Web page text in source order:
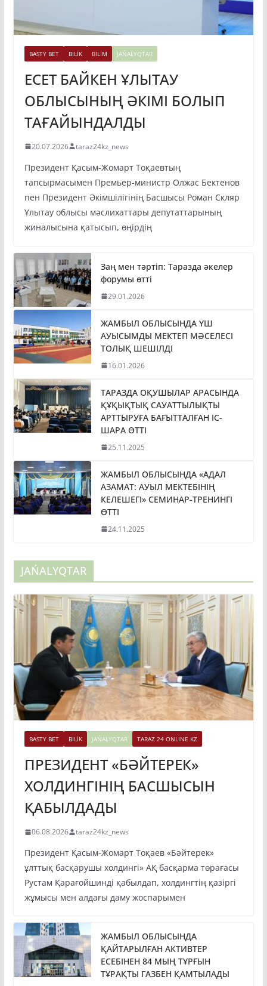
BASTY BET BILİK BİLİM JAŃALYQTAR
ЕСЕТ БАЙКЕН ҰЛЫТАУ
ОБЛЫСЫНЫҢ ӘКІМІ БОЛЫП
ТАҒАЙЫНДАЛДЫ
20.07.2026 taraz24kz_news
Президент Қасым-Жомарт Тоқаевтың
тапсырмасымен Премьер-министр Олжас Бектенов
пен Президент Әкімшілігінің Басшысы Роман Скляр
Ұлытау облысы мәслихаттары депутаттарының
жиналысына қатысып, өңірдің
Заң мен тәртіп: Таразда әкелер
форумы өтті
29.01.2026
ЖАМБЫЛ ОБЛЫСЫНДА ҮШ
АУЫСЫМДЫ МЕКТЕП МӘСЕЛЕСІ
ТОЛЫҚ ШЕШІЛДІ
16.01.2026
ТАРАЗДА ОҚУШЫЛАР АРАСЫНДА
ҚҰҚЫҚТЫҚ САУАТТЫЛЫҚТЫ
АРТТЫРУҒА БАҒЫТТАЛҒАН ІС-
ШАРА ӨТТІ
25.11.2025
ЖАМБЫЛ ОБЛЫСЫНДА «АДАЛ
АЗАМАТ: АУЫЛ МЕКТЕБІНІҢ
КЕЛЕШЕГІ» СЕМИНАР-ТРЕНИНГІ
ӨТТІ
24.11.2025
JAŃALYQTAR
BASTY BET BILİK JAŃALYQTAR TARAZ 24 ONLINE KZ
ПРЕЗИДЕНТ «БӘЙТЕРЕК»
ХОЛДИНГІНІҢ БАСШЫСЫН
ҚАБЫЛДАДЫ
06.08.2026 taraz24kz_news
Президент Қасым-Жомарт Тоқаев «Бәйтерек»
ұлттық басқарушы холдингі» АҚ басқарма төрағасы
Рустам Қарағойшинді қабылдап, холдингтің қазіргі
жұмысы мен алдағы даму жоспарымен
ЖАМБЫЛ ОБЛЫСЫНДА
ҚАЙТАРЫЛҒАН АКТИВТЕР
ЕСЕБІНЕН 84 МЫҢ ТҰРҒЫН
ТҰРАҚТЫ ГАЗБЕН ҚАМТЫЛАДЫ